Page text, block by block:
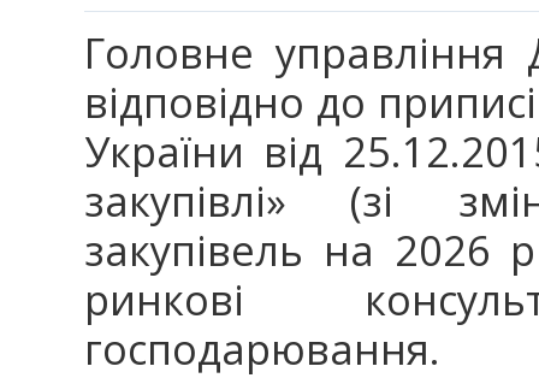
Головне управління
відповідно до
України від
закупівлі» (зі
закупівель на 2026
ринкові
господарювання.